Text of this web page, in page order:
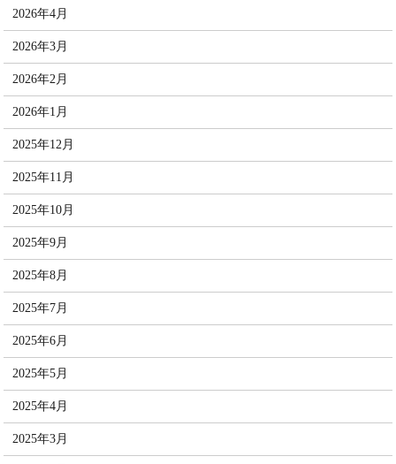
2026年4月
2026年3月
2026年2月
2026年1月
2025年12月
2025年11月
2025年10月
2025年9月
2025年8月
2025年7月
2025年6月
2025年5月
2025年4月
2025年3月